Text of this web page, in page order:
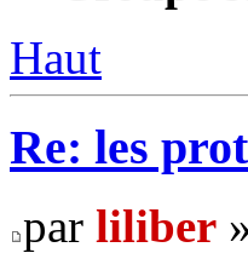
Haut
Re: les
par liliber